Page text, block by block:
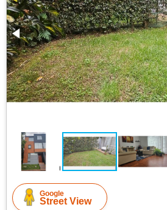
Google
Street View